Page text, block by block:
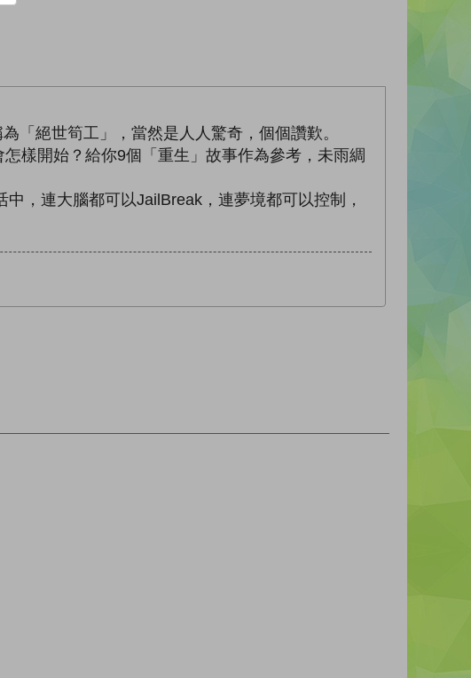
「絕世筍工」，當然是人人驚奇，個個讚歎。
樣開始？給你9個「重生」故事作為參考，未雨綢
，連大腦都可以JailBreak，連夢境都可以控制，